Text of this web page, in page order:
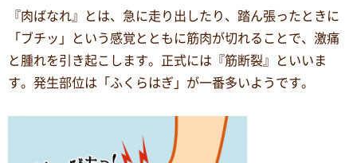
『肉ばなれ』とは、急に走り出したり、踏ん張ったときに
「ブチッ」という感覚とともに筋肉が切れることで、激痛
と腫れを引き起こします。正式には『筋断裂』といいま
す。発生部位は「ふくらはぎ」が一番多いようです。